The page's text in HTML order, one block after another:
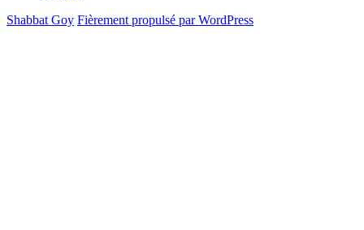
Shabbat Goy Fièrement propulsé par WordPress